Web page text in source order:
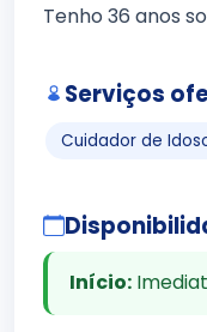
Tenho 36 anos
Serviços
Cuidador de
Início: